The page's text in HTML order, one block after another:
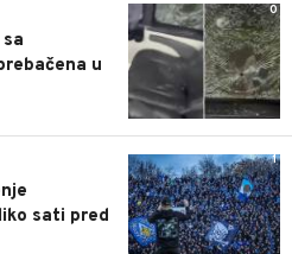
0
u
1
sati pred